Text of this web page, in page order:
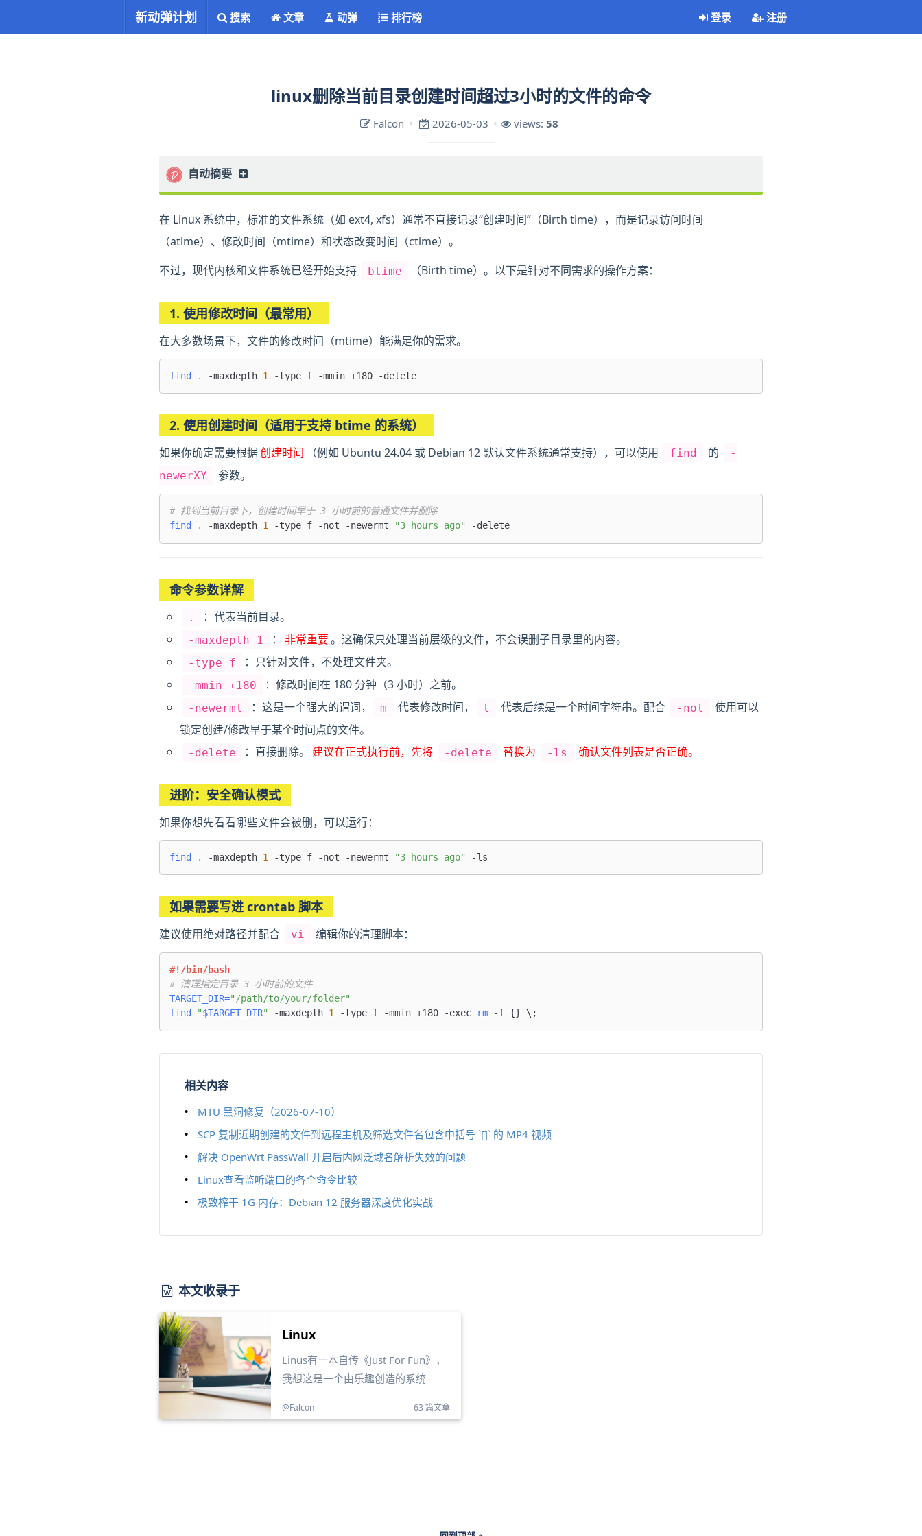
新动弹计划 搜索 文章 动弹 排行榜 登录 注册
linux删除当前目录创建时间超过3小时的文件的命令
Falcon 2026-05-03 views:58
自动摘要
正在生成中……
在 Linux 系统中，标准的文件系统（如 ext4, xfs）通常不直接记录“创建时间”（Birth time），而是记录访问时间
（atime）、修改时间（mtime）和状态改变时间（ctime）。
不过，现代内核和文件系统已经开始支持
btime （Birth time）。以下是针对不同需求的操作方案：
1. 使用修改时间（最常用）
在大多数场景下，文件的修改时间（mtime）能满足你的需求。
find . -maxdepth 1
2. 使用创建时间（适用于支持 btime 的系统）
如果你确定需要根据创建时间 （例如 Ubuntu 24.04 或 Debian 12 默认文件系统通常支持），可以使用 find 的
-
newerXY
参数。
# 找到当前目录下，创建时间早于 3 小时前的普通文件并删除
find
. -maxdepth 1 -type f -not -newermt "3 hours ago"
命令参数详解
. ：代表当前目录。
-maxdepth 1 ： 非常重要。这确保只处理当前层级的文件，不会误删子目录里的内容。
-type f ：只针对文件，不处理文件夹。
-mmin +180 ：修改时间在 180 分钟（3 小时）之前。
-newermt ：这是一个强大的谓词， m 代表修改时间， t 代表后续是一个时间字符串。配合 -not
使用可以
锁定创建/修改早于某个时间点的文件。
-delete ：直接删除。 建议在正式执行前，先将 -delete 替换为 -ls 确认文件列表是否正确。
进阶：安全确认模式
如果你想先看看哪些文件会被删，可以运行：
find . -maxdepth 1 -type f -not -newermt "3 hours ago"
如果需要写进 crontab 脚本
建议使用绝对路径并配合 vi 编辑你的清理脚本：
#!/bin/bash
# 清理指定目录 3 小时前的文件
TARGET_DIR="/path/to/your/folder"
find
"$TARGET_DIR" -maxdepth 1 -type f -mmin +180 -exec rm -f {} \ ;
相关内容
MTU 黑洞修复（2026-07-10）
SCP 复制近期创建的文件到远程主机及筛选文件名包含中括号 `[]` 的 MP4 视频
解决 OpenWrt PassWall 开启后内网泛域名解析失效的问题
Linux查看监听端口的各个命令比较
极致榨干 1G 内存：Debian 12 服务器深度优化实战
本文收录于
Linux
Linus有一本自传《Just For Fun》，
我想这是一个由乐趣创造的系统
@Falcon 63 篇文章